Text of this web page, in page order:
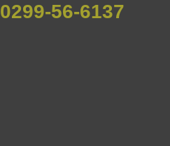
0299-56-6137